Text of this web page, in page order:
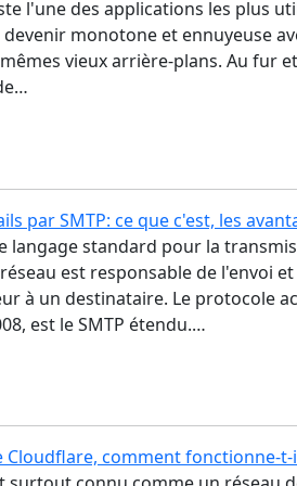
l'une des applications les plus
monotone et ennuyeuse
vieux arrière-plans. Au fur
par SMTP: ce que c'est, les
langage standard pour la
est responsable de l'envoi
à un destinataire. Le protocole
est le SMTP étendu.…
Cloudflare, comment fonctionne-t-